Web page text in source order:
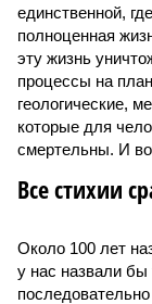
единственной,
полноценная
эту жизнь
процессы на
геологические,
которые для
смертельны. И
Все стихии
Около 100 лет
у нас назвали